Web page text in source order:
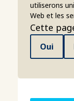
utiliserons
Web et les
Cette
Oui